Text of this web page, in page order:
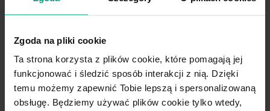
Zgoda na pliki cookie
Ta strona korzysta z plików cookie, które pomagają jej
funkcjonować i śledzić sposób interakcji z nią. Dzięki
temu możemy zapewnić Tobie lepszą i spersonalizowaną
obsługę. Będziemy używać plików cookie tylko wtedy,
odpowiednie wyciszenie, aby nie
czy w trakcie spotkań z kolegami. Na
pewno dyskutowane są tam bardzo
ważne sprawy, więc warto zostawić
dzieciom nieco prywatności!